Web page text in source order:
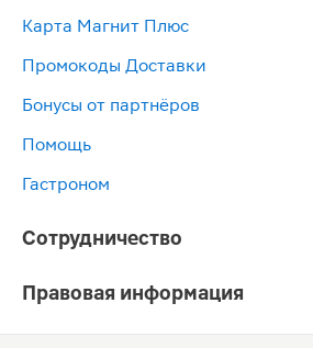
Карта Магнит Плюс
Промокоды Доставки
Бонусы от партнёров
Помощь
Гастроном
Сотрудничество
Правовая информация